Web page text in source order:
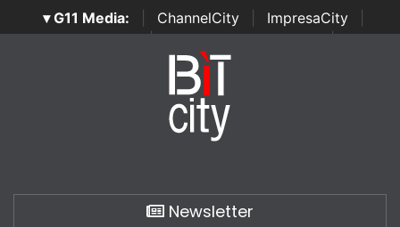
▾ G11 Media: ChannelCity ImpresaCity
SecurityOpenLab | Italian Channel Awards | Italian
Italian Security Awards
Newsletter